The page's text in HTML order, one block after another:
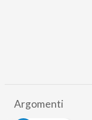
Argomenti